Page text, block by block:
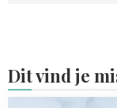
Dit vind je